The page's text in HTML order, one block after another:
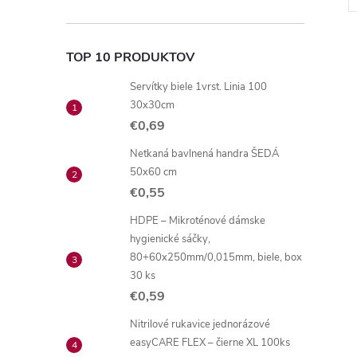
TOP 10 PRODUKTOV
Servítky biele 1vrst. Linia 100
30x30cm
€0,69
Netkaná bavlnená handra ŠEDÁ
50x60 cm
€0,55
HDPE – Mikroténové dámske
hygienické sáčky,
80+60x250mm/0,015mm, biele, box
30 ks
€0,59
Nitrilové rukavice jednorázové
easyCARE FLEX – čierne XL 100ks